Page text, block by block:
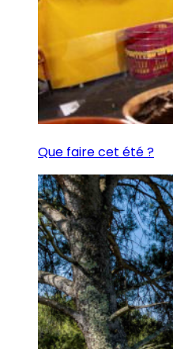
Que faire cet été ?